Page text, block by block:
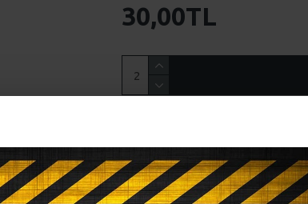
30,00TL
ALIŞVERIŞ LISTEME EKLE